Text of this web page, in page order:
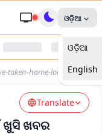
ଓଡ଼ିଆ
ଓଡ଼ିଆ
English
taken-home-loans
Translate
ଖୁସି ଖବର